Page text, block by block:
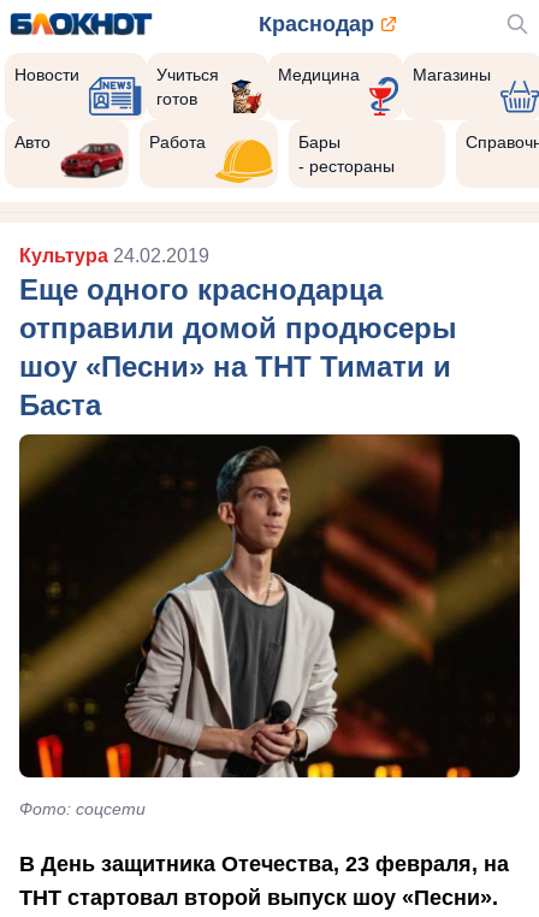
Краснодар
Новости
Учиться
готов
Медицина Магазины
Авто Работа
Бары
- рестораны
Культура 24.02.2019
Еще одного краснодарца
отправили домой продюсеры
шоу «Песни» на ТНТ Тимати и
Баста
Фото: соцсети
В День защитника Отечества, 23 февраля, на
ТНТ стартовал второй выпуск шоу «Песни».
Реклама закроется через: